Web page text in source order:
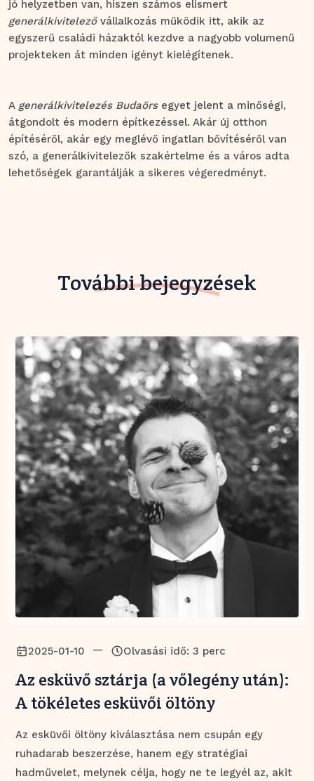
jó helyzetben van, hiszen számos elismert
generálkivitelezővállalkozás működik itt, akik az
egyszerű családi házaktól kezdve a nagyobb volumenű
projekteken át minden igényt kielégítenek.
A generálkivitelezés Budaörsegyet jelent a minőségi,
átgondolt és modern építkezéssel. Akár új otthon
építéséről, akár egy meglévő ingatlan bővítéséről van
szó, a generálkivitelezők szakértelme és a város adta
lehetőségek garantálják a sikeres végeredményt.
További bejegyzések
2025-01-10 — Olvasási idő: 3 perc
Az esküvő sztárja (a vőlegény után):
A tökéletes esküvői öltöny
Az esküvői öltöny kiválasztása nem csupán egy
ruhadarab beszerzése, hanem egy stratégiai
hadművelet, melynek célja, hogy ne te legyél az, akit